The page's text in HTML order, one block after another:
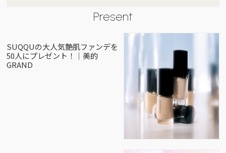
Present
SUQQUの大人気艶肌ファンデを
50人にプレゼント！｜美的
GRAND